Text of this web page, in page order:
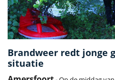
Brandweer redt jonge
situatie